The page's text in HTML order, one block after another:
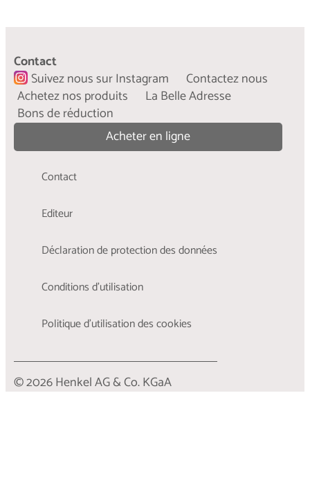
Contact
Suivez nous sur Instagram
Contactez nous
Achetez nos produits
La Belle Adresse
Bons de réduction
Acheter en ligne
Contact
Editeur
Déclaration de protection des données
Conditions d'utilisation
Politique d’utilisation des cookies
© 2026 Henkel AG & Co. KGaA